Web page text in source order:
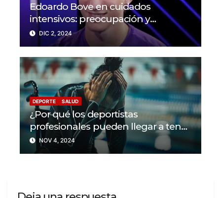
Edoardo Bove en cuidados
intensivos: preocupación y
solidaridad en el mundo del fútbol
DIC 2, 2024
DEPORTE SALUD
¿Por qué los deportistas
profesionales pueden llegar a tener
problemas con su salud mental?
NOV 4, 2024